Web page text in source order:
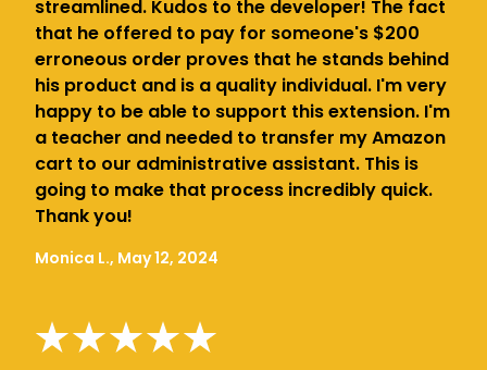
streamlined. Kudos to the developer! The fact
that he offered to pay for someone's $200
erroneous order proves that he stands behind
his product and is a quality individual. I'm very
happy to be able to support this extension. I'm
a teacher and needed to transfer my Amazon
cart to our administrative assistant. This is
going to make that process incredibly quick.
Thank you!
Monica L., May 12, 2024